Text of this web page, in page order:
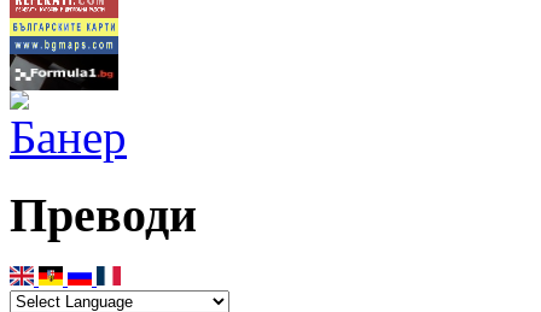
Преводи